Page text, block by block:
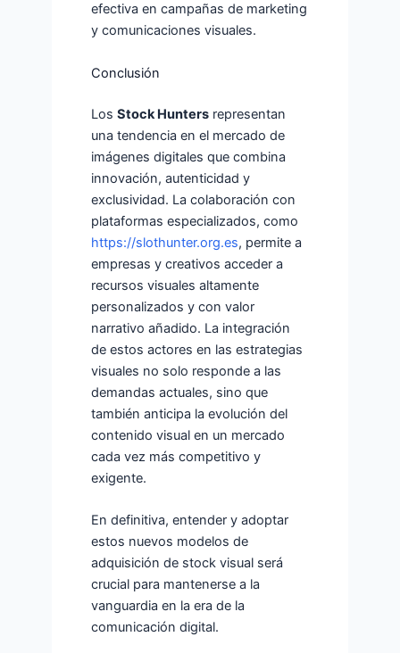
efectiva en campañas de marketing
y comunicaciones visuales.
Conclusión
LosStock Hunters representan
una tendencia en el mercado de
imágenes digitales que combina
innovación, autenticidad y
exclusividad. La colaboración con
plataformas especializados, como
https://slothunter.org.es, permite a
empresas y creativos acceder a
recursos visuales altamente
personalizados y con valor
narrativo añadido. La integración
de estos actores en las estrategias
visuales no solo responde a las
demandas actuales, sino que
también anticipa la evolución del
contenido visual en un mercado
cada vez más competitivo y
exigente.
En definitiva, entender y adoptar
estos nuevos modelos de
adquisición de stock visual será
crucial para mantenerse a la
vanguardia en la era de la
comunicación digital.